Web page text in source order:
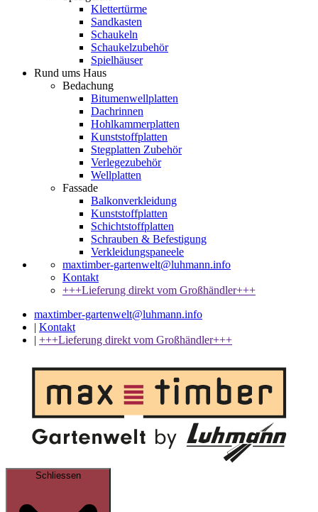
Klettertürme
Sandkasten
Schaukeln
Schaukelzubehör
Spielhäuser
Rund ums Haus
Bedachung
Bitumenwellplatten
Dachrinnen
Hohlkammerplatten
Kunststoffplatten
Stegplatten Zubehör
Verlegezubehör
Wellplatten
Fassade
Balkonverkleidung
Kunststoffplatten
Schichtstoffplatten
Schrauben & Befestigung
Verkleidungspaneele
maxtimber-gartenwelt@luhmann.info
Kontakt
+++Lieferung direkt vom Großhändler+++
maxtimber-gartenwelt@luhmann.info
| Kontakt
| +++Lieferung direkt vom Großhändler+++
Schliessen